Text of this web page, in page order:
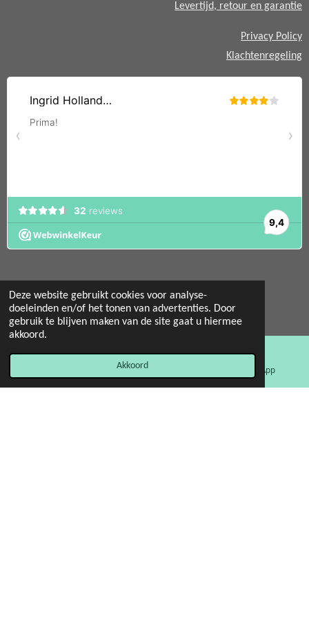
Deze website gebruikt cookies voor analyse-
doeleinden en/of het tonen van advertenties. Door
gebruik te blijven maken van de site gaat u hiermee
akkoord.
Akkoord
Levertijd, retour en garantie
Privacy Policy
Klachtenregeling
© 2022 - 2026 Mint 11 giftstore
Powered by
Facebook WhatsApp